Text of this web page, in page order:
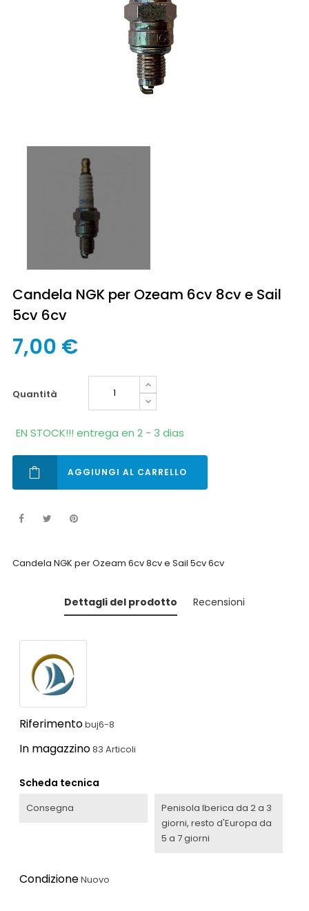
Candela NGK per Ozeam 6cv 8cv e Sail
5cv 6cv
7,00 €
quantità
EN STOCK!!! entrega en 2 - 3 dias
AGGIUNGI AL CARRELLO
Candela NGK per Ozeam 6cv 8cv e Sail 5cv 6cv
Dettagli del prodotto Recensioni
Riferimentobuj6-8
In magazzino83 Articoli
Scheda tecnica
Consegna
Penisola Iberica da 2 a 3
giorni, resto d'Europa da
5 a 7 giorni
CondizioneNuovo